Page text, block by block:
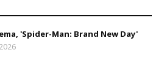
'Spider-Man: Brand New Day'